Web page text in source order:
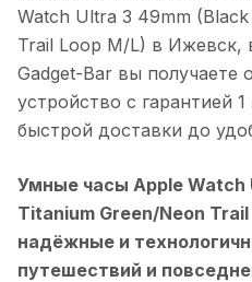
Watch Ultra 3 49mm
Trail Loop M/L) в Ижевск,
Gadget-Bar вы получаете
устройство с гарантией
быстрой доставки до
Умные часы Apple Watch
Titanium Green/Neon Trail
надёжные и
путешествий и